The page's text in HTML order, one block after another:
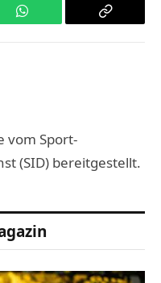
WhatsApp
Copy
vom Sport-
(SID) bereitgestellt.